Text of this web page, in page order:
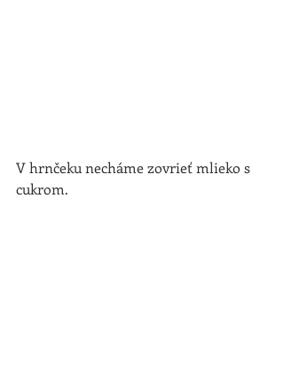
V hrnčeku necháme zovrieť mlieko s
cukrom.